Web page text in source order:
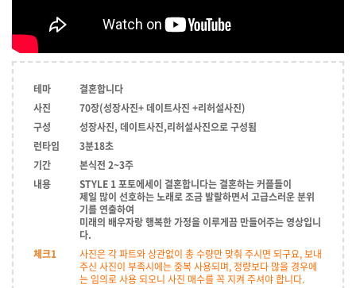
테마
결혼합니다
사진
70장(성장사진+ 데이트사진 +리허설사진)
구성
성장사진, 데이트사진,리허설사진으로 구성됨
런타임
3분18초
기간
본식전 2~3주
내용
STYLE 1 포토에세이 결혼합니다는 결혼하는 커플들이
제일 많이 선호하는 노래로 조금 발랄하면서 고급스러운 분위
기를 연출하여
미래의 배우자랑 행복한 가정을 이루게끔 만들어주는 영상입니
다.
체크1
사진은 각 파트와 상관없이 총 수량만 맞춰 주시면 되구요, 보내
주신 사진이 부족시에는 중복 사용되며, 정량보다 많을 경우에
는 임의로 사용 되오니 사진 매수를 꼭 지켜 주셔야 합니다.